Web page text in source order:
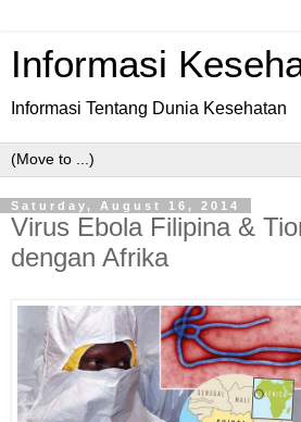
Informasi
Informasi Tentang Dunia Kesehatan
Saturday, August 16, 2014
Virus Ebola Filipina &
dengan Afrika